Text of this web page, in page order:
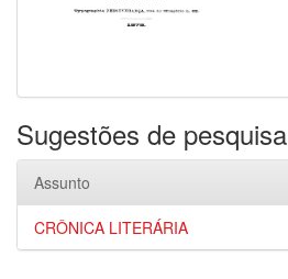
Sugestões de pesquisa
Assunto
CRÔNICA LITERÁRIA